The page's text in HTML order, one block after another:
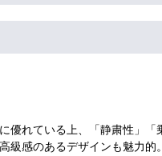
優れている上、「静粛性」
級感のあるデザインも魅力的。